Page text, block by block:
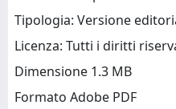
Tipologia: Versione
Licenza: Tutti i diritti
Dimensione 1.3 MB
Formato Adobe PDF